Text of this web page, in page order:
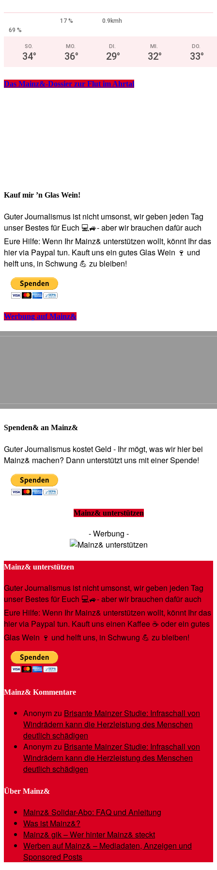
17 %
0.9kmh
69 %
SO.
34°
MO.
36°
DI.
29°
MI.
32°
DO.
33°
Das Mainz&-Dossier zur Flut im Ahrtal
Kauf mir ’n Glas Wein!
Guter Journalismus ist nicht umsonst, wir geben jeden Tag
unser Bestes für Euch 💻🚙- aber wir brauchen dafür auch
Eure Hilfe: Wenn Ihr Mainz& unterstützen wollt, könnt Ihr das
hier via Paypal tun. Kauft uns ein gutes Glas Wein 🍷 und
helft uns, in Schwung 💪 zu bleiben!
Werbung auf Mainz&
Spenden& an Mainz&
Guter Journalismus kostet Geld - Ihr mögt, was wir hier bei
Mainz& machen? Dann unterstützt uns mit einer Spende!
Mainz& unterstützen
- Werbung -
Mainz& unterstützen
Guter Journalismus ist nicht umsonst, wir geben jeden Tag
unser Bestes für Euch 💻🚙- aber wir brauchen dafür auch
Eure Hilfe: Wenn Ihr Mainz& unterstützen wollt, könnt Ihr das
hier via Paypal tun. Kauft uns einen Kaffee ☕️ oder ein gutes
Glas Wein 🍷 und helft uns, in Schwung 💪 zu bleiben!
Mainz& Kommentare
Anonymzu Brisante Mainzer Studie: Infraschall von
Windrädern kann die Herzleistung des Menschen
deutlich schädigen
Anonymzu Brisante Mainzer Studie: Infraschall von
Windrädern kann die Herzleistung des Menschen
deutlich schädigen
Über Mainz&
Mainz& Solidar-Abo: FAQ und Anleitung
Was ist Mainz&?
Mainz& gik – Wer hinter Mainz& steckt
Werben auf Mainz& – Mediadaten, Anzeigen und
Sponsored Posts